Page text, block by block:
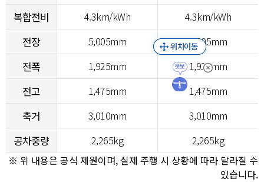
복합전비 4.3km/kWh 4.3km/kWh
전장 5,005mm 5,005mm
전폭 1,925mm 1,925mm
전고 1,475mm 1,475mm
축거 3,010mm 3,010mm
공차중량 2,265kg
2,265kg
※ 위 내용은 공식 제원이며, 실제 주행 시 상황에 따라 달라질 수
있습니다.